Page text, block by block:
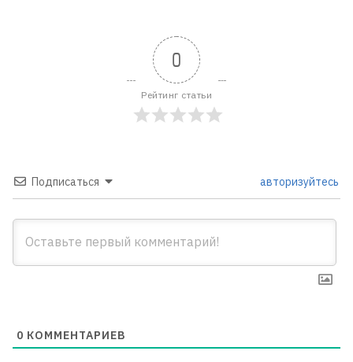
0
Рейтинг статьи
Подписаться авторизуйтесь
0 КОММЕНТАРИЕВ